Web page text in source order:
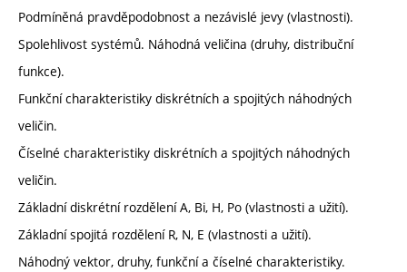
Podmíněná pravděpodobnost a nezávislé jevy (vlastnosti).
Spolehlivost systémů. Náhodná veličina (druhy, distribuční
funkce).
Funkční charakteristiky diskrétních a spojitých náhodných
veličin.
Číselné charakteristiky diskrétních a spojitých náhodných
veličin.
Základní diskrétní rozdělení A, Bi, H, Po (vlastnosti a užití).
Základní spojitá rozdělení R, N, E (vlastnosti a užití).
Náhodný vektor, druhy, funkční a číselné charakteristiky.